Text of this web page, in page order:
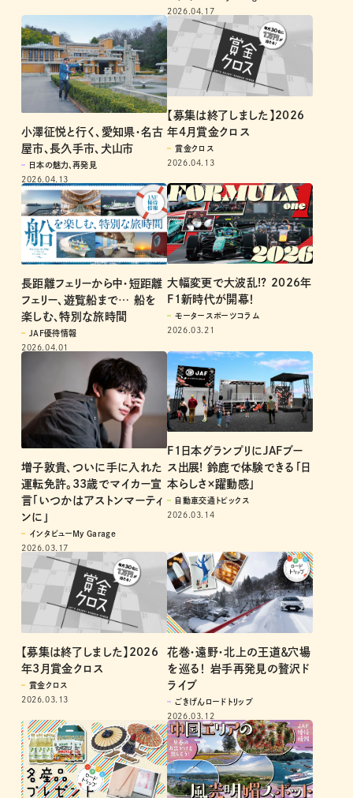
2026.04.17
小澤征悦と行く、愛知県・名古
屋市、長久手市、犬山市
日本の魅力、再発見
2026.04.13
【募集は終了しました】2026
年4月賞金クロス
賞金クロス
2026.04.13
長距離フェリーから中・短距離
フェリー、遊覧船まで… 船を
楽しむ、特別な旅時間
JAF優待情報
2026.04.01
大幅変更で大波乱!? 2026年
F1新時代が開幕！
モータースポーツコラム
2026.03.21
増子敦貴、ついに手に入れた
運転免許。33歳でマイカー宣
言「いつかはアストンマーティ
ンに」
インタビューMy Garage
2026.03.17
F1日本グランプリにJAFブー
ス出展! 鈴鹿で体験できる「日
本らしさ×躍動感」
自動車交通トピックス
2026.03.14
【募集は終了しました】2026
年3月賞金クロス
賞金クロス
2026.03.13
花巻・遠野・北上の王道＆穴場
を巡る！ 岩手再発見の贅沢ド
ライブ
ごきげんロードトリップ
2026.03.12